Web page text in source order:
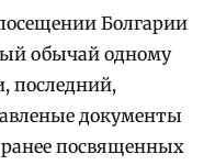
Болгарии
обычай одному
последний,
документы
посвященных